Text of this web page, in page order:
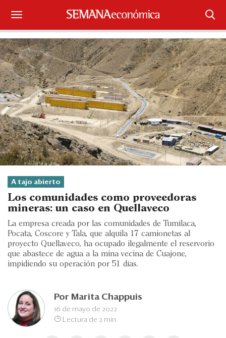
Suscríbase
Iniciar sesión
Portada
¿Qué está pasando?
Sectores y Empresas
Management
Economía y Finanzas
Legal y Política
Eventos
Blogs
Edición Impresa
A tajo abierto
Los comunidades como proveedoras
mineras: un caso en Quellaveco
La empresa creada por las comunidades de Tumilaca,
Pocata, Coscore y Tala, que alquila 17 camionetas al
proyecto Quellaveco, ha ocupado ilegalmente el reservorio
que abastece de agua a la mina vecina de Cuajone,
impidiendo su operación por 51 días.
Por Marita Chappuis
16 de mayo de 2022
Lectura de 2 min